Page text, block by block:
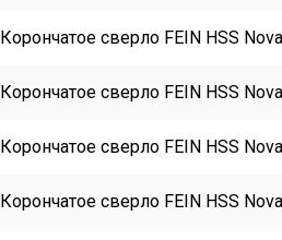
Корончатое сверло FEIN HSS
Корончатое сверло FEIN HSS
Корончатое сверло FEIN HSS
Корончатое сверло FEIN HSS